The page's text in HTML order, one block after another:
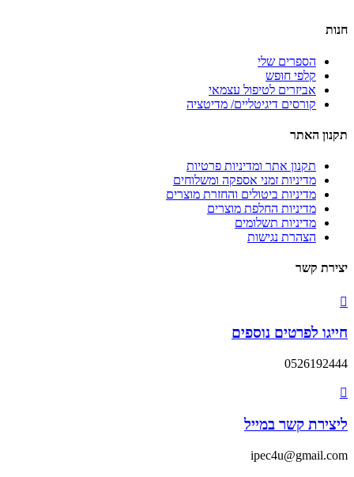
חנות
הספרים שלי
קלפי חופש
אביזרים לטיפול עצמאי
קורסים דיגיטליים/ מדיטציה
תקנון האתר
תקנון אתר ומדיניות פרטיות
מדיניות זמני אספקה ומשלוחים
מדיניות ביטולים והחזרת מוצרים
מדיניות החלפת מוצרים
מדיניות תשלומים
הצהרת נגישות
יצירת קשר
חייגו לפרטים נוספים
0526192444
ליצירת קשר במייל
ipec4u@gmail.com